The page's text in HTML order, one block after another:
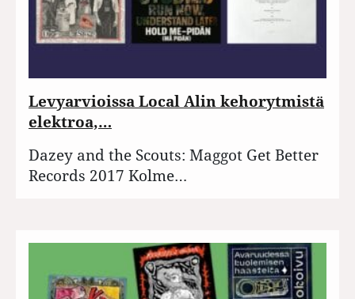
Levyarvioissa Local Alin kehorytmistä
elektroa,…
Dazey and the Scouts: Maggot Get Better
Records 2017 Kolme…